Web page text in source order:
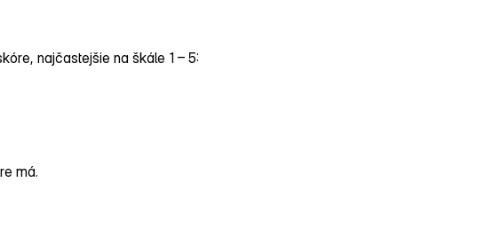
najčastejšie na škále 1 – 5:
má.